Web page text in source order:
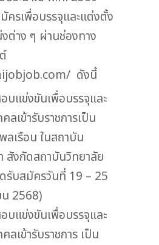
ครเพื่อบรรจุและแต่งตั้ง
ต่าง ๆ ผ่านช่องทาง
ดังนี้
บแข่งขันเพื่อบรรจุและ
ลเข้ารับราชการเป็น
ลเรือน ในสถาบัน
สังกัดสถาบันวิทยาลัย
รับสมัครวันที่ 19 – 25
2568)
บแข่งขันเพื่อบรรจุและ
ลเข้ารับราชการ เป็น